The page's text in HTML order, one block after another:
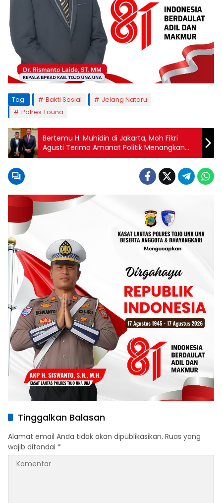
Tag: Bakti Sosial
Jelang Nataru
Polres Touna
Bertemu H. Muhidin di Jakarta, Moh Fikri
Agusti Terima Amanat Politik Menangkan
Ilham Lawidu Dua Periode
Tinggalkan Balasan
Alamat email Anda tidak akan dipublikasikan. Ruas yang
wajib ditandai *